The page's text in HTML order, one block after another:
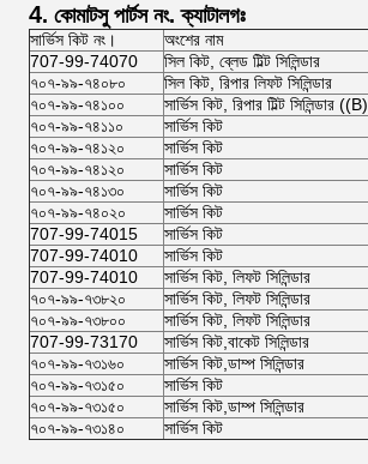
4. কোমাটসু পার্টস নং. ক্যাটালগঃ
সার্ভিস কিট নং। অংশের নাম
707-99-74070
সিল কিট, ব্লেড টিল্ট সিলিন্ডার
৭০৭-৯৯-৭৪০৮০
সিল কিট, রিপার লিফট সিলিন্ডার
৭০৭-৯৯-৭৪১০০
সার্ভিস কিট, রিপার টিল্ট সিলিন্ডার ((B)
৭০৭-৯৯-৭৪১১০
সার্ভিস কিট
৭০৭-৯৯-৭৪১২০
সার্ভিস কিট
৭০৭-৯৯-৭৪১২০
সার্ভিস কিট
৭০৭-৯৯-৭৪১৩০
সার্ভিস কিট
৭০৭-৯৯-৭৪০২০
সার্ভিস কিট
707-99-74015
সার্ভিস কিট
707-99-74010
সার্ভিস কিট
707-99-74010
সার্ভিস কিট, লিফট সিলিন্ডার
৭০৭-৯৯-৭৩৮২০
সার্ভিস কিট, লিফট সিলিন্ডার
৭০৭-৯৯-৭৩৮০০
সার্ভিস কিট, লিফট সিলিন্ডার
707-99-73170
সার্ভিস কিট,বাকেট সিলিন্ডার
৭০৭-৯৯-৭৩১৬০
সার্ভিস কিট,ডাম্প সিলিন্ডার
৭০৭-৯৯-৭৩১৫০
সার্ভিস কিট
৭০৭-৯৯-৭৩১৫০
সার্ভিস কিট,ডাম্প সিলিন্ডার
৭০৭-৯৯-৭৩১৪০
সার্ভিস কিট